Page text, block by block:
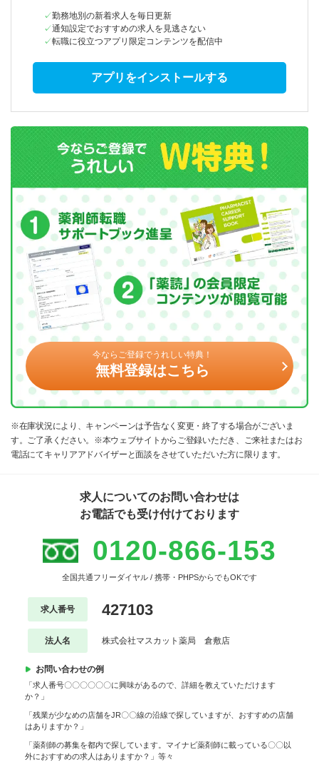
勤務地別の新着求人を毎日更新
通知設定でおすすめの求人を見逃さない
転職に役立つアプリ限定コンテンツを配信中
アプリをインストールする
今ならご登録でうれしい特典！
無料登録はこちら
※在庫状況により、キャンペーンは予告なく変更・終了する場合がございま
す。ご了承ください。※本ウェブサイトからご登録いただき、ご来社またはお
電話にてキャリアアドバイザーと面談をさせていただいた方に限ります。
求人についてのお問い合わせは
お電話でも受け付けております
0120-866-153
全国共通フリーダイヤル / 携帯・PHPSからでもOKです
求人番号 427103
法人名 株式会社マスカット薬局 倉敷店
お問い合わせの例
「求人番号〇〇〇〇〇〇に興味があるので、詳細を教えていただけます
か？」
「残業が少なめの店舗をJR〇〇線の沿線で探していますが、おすすめの店舗
はありますか？」
「薬剤師の募集を都内で探しています。マイナビ薬剤師に載っている〇〇以
外におすすめの求人はありますか？」等々